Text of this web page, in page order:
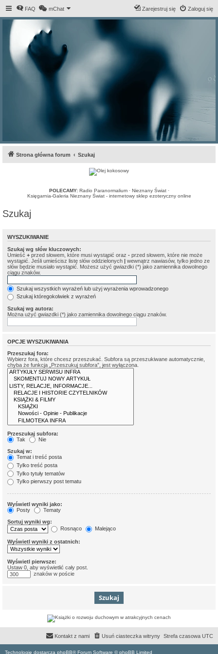
FAQ mChat Zaloguj się
Zarejestruj się
Strona główna forum Szukaj
POLECAMY: Radio Paranormalium· Nieznany Świat·
Księgarnia-Galeria Nieznany Świat - internetowy sklep ezoteryczny online
Szukaj
WYSZUKIWANIE
Szukaj wg słów kluczowych:
Umieść + przed słowem, które musi wystąpić oraz - przed słowem, które nie może
wystąpić. Jeśli umieścisz listę słów oddzielonych | wewnątrz nawiasów, tylko jedno ze
słów będzie musiało wystąpić. Możesz użyć gwiazdki (*) jako zamiennika dowolnego
ciągu znaków.
Szukaj wszystkich wyrażeń lub użyj wyrażenia wprowadzonego
Szukaj któregokolwiek z wyrażeń
Szukaj wg autora:
Można użyć gwiazdki (*) jako zamiennika dowolnego ciągu znaków.
OPCJE WYSZUKIWANIA
Przeszukaj fora:
Wybierz fora, które chcesz przeszukać. Subfora są przeszukiwane automatycznie,
chyba że funkcja „Przeszukuj subfora”, jest wyłączona.
Przeszukaj subfora:
Tak
Nie
Szukaj w:
Temat i treść posta
Tylko treść posta
Tylko tytuły tematów
Tylko pierwszy post tematu
Wyświetl wyniki jako:
Posty
Tematy
Sortuj wyniki wg:
Rosnąco
Malejąco
Wyświetl wyniki z ostatnich:
Wyświetl pierwsze:
Ustaw 0, aby wyświetlić cały post.
znaków w poście
Strefa czasowa UTC
Usuń ciasteczka witryny
Kontakt z nami
Technologię dostarcza phpBB® Forum Software © phpBB Limited